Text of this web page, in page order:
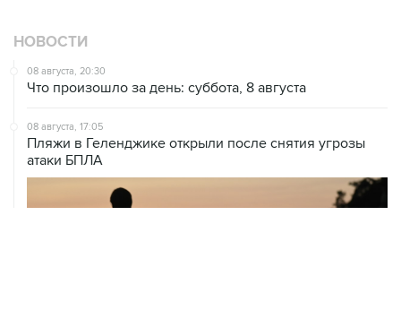
НОВОСТИ
08 августа, 20:30
Что произошло за день: суббота, 8 августа
08 августа, 17:05
Пляжи в Геленджике открыли после снятия угрозы
атаки БПЛА